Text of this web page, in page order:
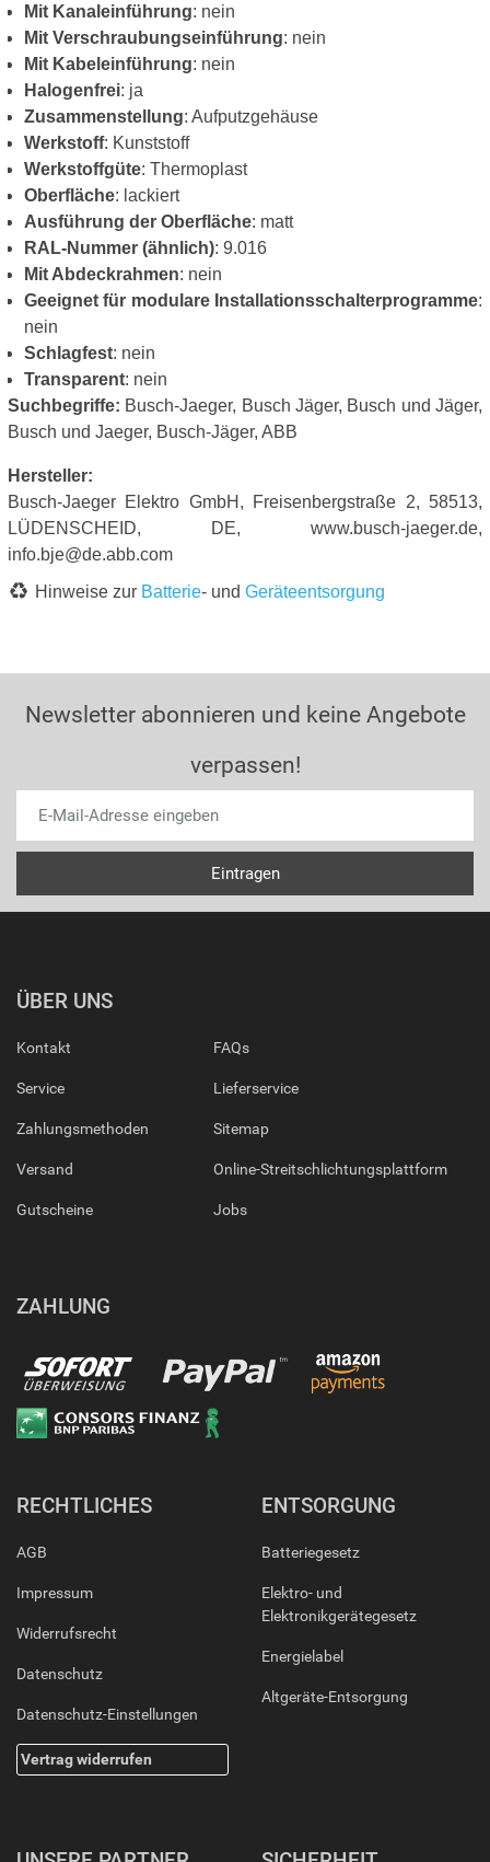
Mit Kanaleinführung: nein
Mit Verschraubungseinführung: nein
Mit Kabeleinführung: nein
Halogenfrei: ja
Zusammenstellung: Aufputzgehäuse
Werkstoff: Kunststoff
Werkstoffgüte: Thermoplast
Oberfläche: lackiert
Ausführung der Oberfläche: matt
RAL-Nummer (ähnlich): 9.016
Mit Abdeckrahmen: nein
Geeignet für modulare Installationsschalterprogramme:
nein
Schlagfest: nein
Transparent: nein
Suchbegriffe: Busch-Jaeger, Busch Jäger, Busch und Jäger,
Busch und Jaeger, Busch-Jäger, ABB
Hersteller:
Busch-Jaeger Elektro GmbH, Freisenbergstraße 2, 58513,
LÜDENSCHEID, DE, www.busch-jaeger.de,
info.bje@de.abb.com
Hinweise zur Batterie- und Geräteentsorgung
Newsletter abonnieren und keine Angebote
verpassen!
ÜBER UNS
Kontakt
Service
Zahlungsmethoden
Versand
Gutscheine
FAQs
Lieferservice
Sitemap
Online-Streitschlichtungsplattform
Jobs
ZAHLUNG
RECHTLICHES
AGB
Impressum
Widerrufsrecht
Datenschutz
Datenschutz-Einstellungen
Vertrag widerrufen
ENTSORGUNG
Batteriegesetz
Elektro- und
Elektronikgerätegesetz
Energielabel
Altgeräte-Entsorgung